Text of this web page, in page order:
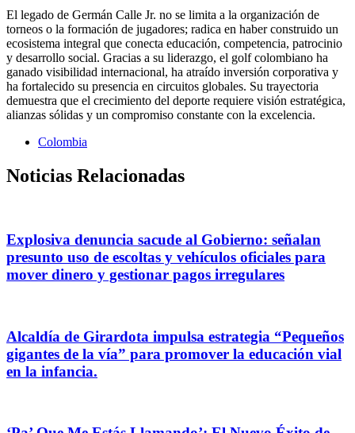
El legado de Germán Calle Jr. no se limita a la organización de
torneos o la formación de jugadores; radica en haber construido un
ecosistema integral que conecta educación, competencia, patrocinio
y desarrollo social. Gracias a su liderazgo, el golf colombiano ha
ganado visibilidad internacional, ha atraído inversión corporativa y
ha fortalecido su presencia en circuitos globales. Su trayectoria
demuestra que el crecimiento del deporte requiere visión estratégica,
alianzas sólidas y un compromiso constante con la excelencia.
Colombia
Noticias Relacionadas
Explosiva denuncia sacude al Gobierno: señalan
presunto uso de escoltas y vehículos oficiales para
mover dinero y gestionar pagos irregulares
Alcaldía de Girardota impulsa estrategia “Pequeños
gigantes de la vía” para promover la educación vial
en la infancia.